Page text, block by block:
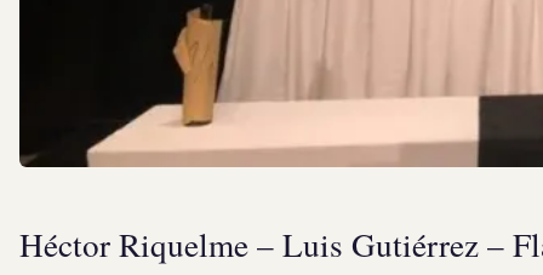
Héctor Riquelme – Luis Gutiérrez –